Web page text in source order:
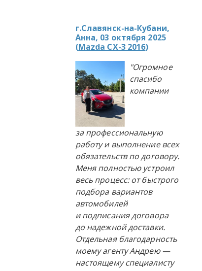
г.Славянск-на-Кубани,
Анна, 03 октября 2025
(Mazda CX-3 2016)
"Огромное
спасибо
компании
за профессиональную
работу и выполнение всех
обязательств по договору.
Меня полностью устроил
весь процесс: от быстрого
подбора вариантов
автомобилей
и подписания договора
до надежной доставки.
Отдельная благодарность
моему агенту Андрею —
настоящему специалисту